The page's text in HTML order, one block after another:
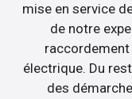
mise en service
de notre
électrique. Du
des